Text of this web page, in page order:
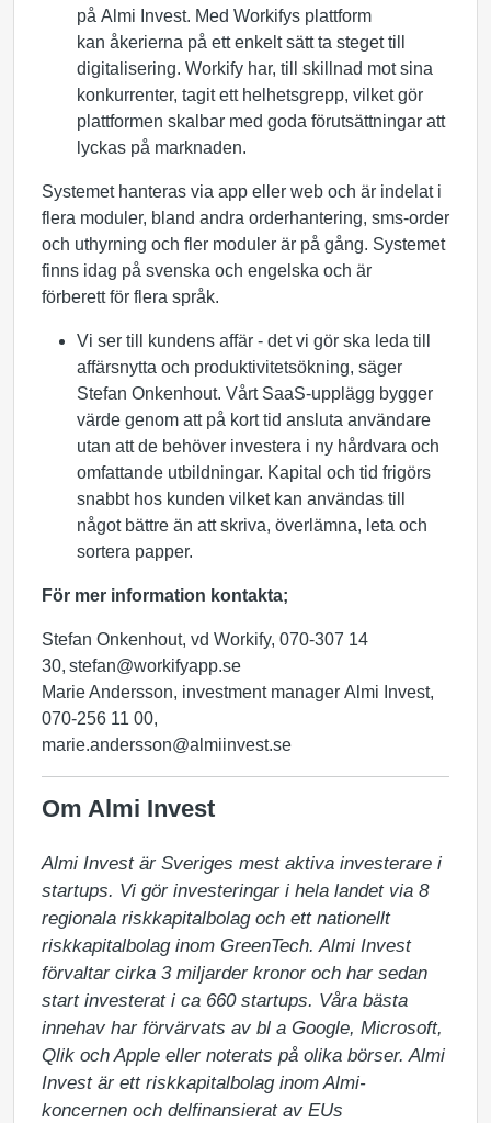
på Almi Invest. Med Workifys plattform
kan åkerierna på ett enkelt sätt ta steget till
digitalisering. Workify har, till skillnad mot sina
konkurrenter, tagit ett helhetsgrepp, vilket gör
plattformen skalbar med goda förutsättningar att
lyckas på marknaden.
Systemet hanteras via app eller web och är indelat i
flera moduler, bland andra orderhantering, sms-order
och uthyrning och fler moduler är på gång. Systemet
finns idag på svenska och engelska och är
förberett för flera språk.
Vi ser till kundens affär - det vi gör ska leda till
affärsnytta och produktivitetsökning, säger
Stefan Onkenhout. Vårt SaaS-upplägg bygger
värde genom att på kort tid ansluta användare
utan att de behöver investera i ny hårdvara och
omfattande utbildningar. Kapital och tid frigörs
snabbt hos kunden vilket kan användas till
något bättre än att skriva, överlämna, leta och
sortera papper.
För mer information kontakta;
Stefan Onkenhout, vd Workify, 070-307 14
30, stefan@workifyapp.se
Marie Andersson, investment manager Almi Invest,
070-256 11 00,
marie.andersson@almiinvest.se
Om Almi Invest
Almi Invest är Sveriges mest aktiva investerare i
startups. Vi gör investeringar i hela landet via 8
regionala riskkapitalbolag och ett nationellt
riskkapitalbolag inom GreenTech. Almi Invest
förvaltar cirka 3 miljarder kronor och har sedan
start investerat i ca 660 startups. Våra bästa
innehav har förvärvats av bl a Google, Microsoft,
Qlik och Apple eller noterats på olika börser. Almi
Invest är ett riskkapitalbolag inom Almi-
koncernen och delfinansierat av EUs